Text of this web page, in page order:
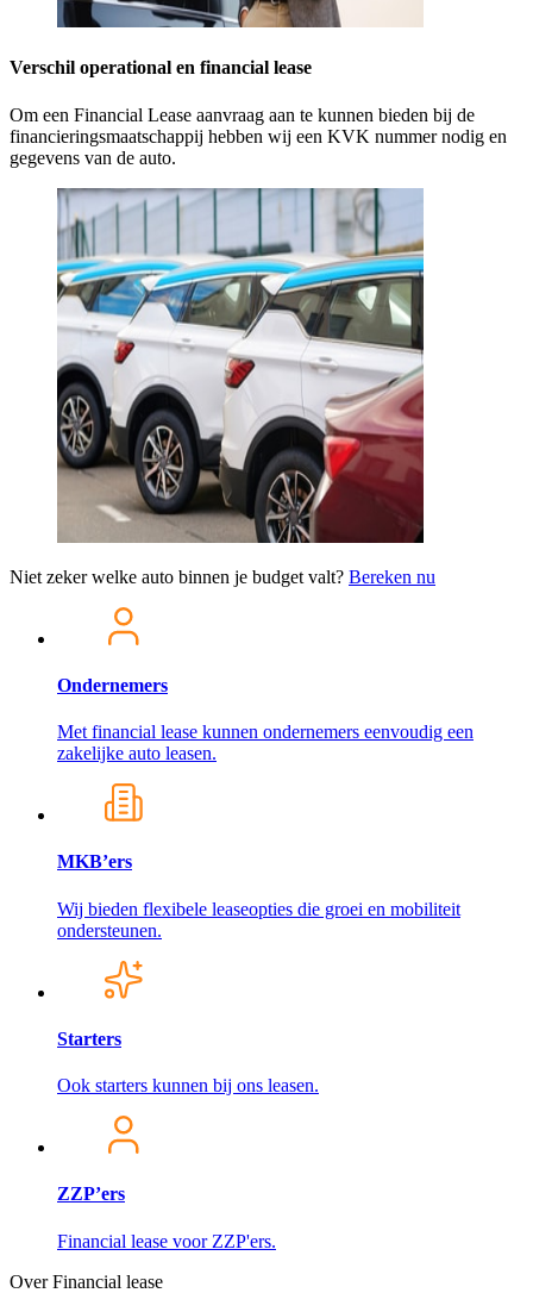
Verschil operational en financial lease
Om een Financial Lease aanvraag aan te kunnen bieden bij de
financieringsmaatschappij hebben wij een KVK nummer nodig en
gegevens van de auto.
Niet zeker welke auto binnen je budget valt? Bereken nu
Ondernemers
Met financial lease kunnen ondernemers eenvoudig een
zakelijke auto leasen.
MKB’ers
Wij bieden flexibele leaseopties die groei en mobiliteit
ondersteunen.
Starters
Ook starters kunnen bij ons leasen.
ZZP’ers
Financial lease voor ZZP'ers.
Over Financial lease